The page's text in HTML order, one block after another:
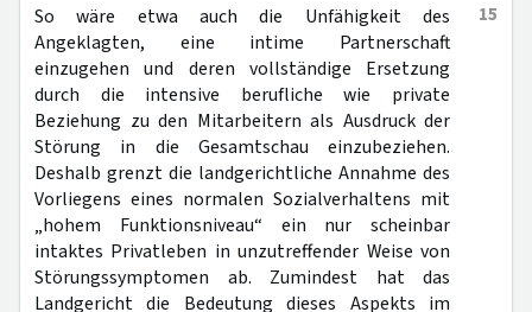
15
So wäre etwa auch die Unfähigkeit des
Angeklagten, eine intime Partnerschaft
einzugehen und deren vollständige Ersetzung
durch die intensive berufliche wie private
Beziehung zu den Mitarbeitern als Ausdruck der
Störung in die Gesamtschau einzubeziehen.
Deshalb grenzt die landgerichtliche Annahme des
Vorliegens eines normalen Sozialverhaltens mit
„hohem Funktionsniveau“ ein nur scheinbar
intaktes Privatleben in unzutreffender Weise von
Störungssymptomen ab. Zumindest hat das
Landgericht die Bedeutung dieses Aspekts im